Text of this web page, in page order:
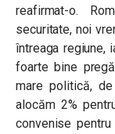
reafirmat-o.
securitate, noi
întreaga regiune,
foarte bine
mare politică,
alocăm 2%
convenise